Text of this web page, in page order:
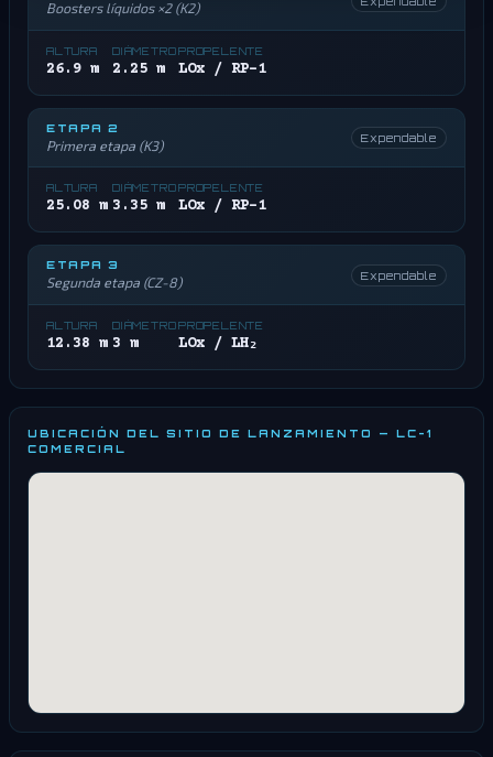
Boosters líquidos ×2 (K2)
ALTURA
26.9 m
DIÁMETRO
2.25 m
PROPELENTE
LOx / RP-1
ETAPA 2
Primera etapa (K3) Expendable
ALTURA
25.08 m
DIÁMETRO
3.35 m
PROPELENTE
LOx / RP-1
ETAPA 3
Segunda etapa (CZ-8) Expendable
ALTURA
12.38 m
DIÁMETRO
3 m
PROPELENTE
LOx / LH₂
UBICACIÓN DEL SITIO DE LANZAMIENTO — LC-1
COMERCIAL